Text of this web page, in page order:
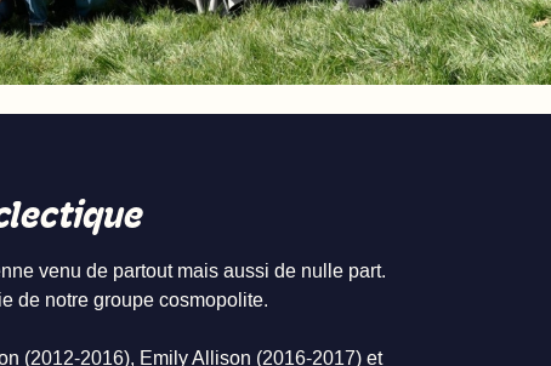
venu de partout mais aussi de nulle part.
de notre groupe cosmopolite.
(2012-2016), Emily Allison (2016-2017) et